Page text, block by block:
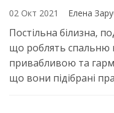
02 Окт 2021 Елена
Постільна білизна,
що роблять спальню
привабливою та
що вони підібрані